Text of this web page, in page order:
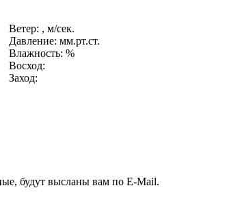
Ветер: , м/сек.
Давление: мм.рт.ст.
Влажность: %
Восход:
Заход:
будут высланы вам по E-Mail.